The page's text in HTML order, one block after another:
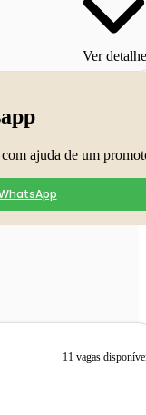
Ver
ajuda de um
11 vagas